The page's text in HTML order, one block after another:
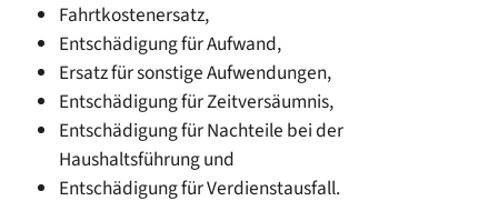
Fahrtkostenersatz,
Entschädigung für Aufwand,
Ersatz für sonstige Aufwendungen,
Entschädigung für Zeitversäumnis,
Entschädigung für Nachteile bei der
Haushaltsführung und
Entschädigung für Verdienstausfall.